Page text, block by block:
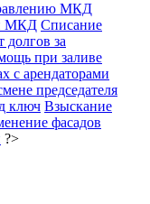
МКД
МКД Списание
за
при заливе
с арендаторами
председателя
ключ Взыскание
фасадов
?>